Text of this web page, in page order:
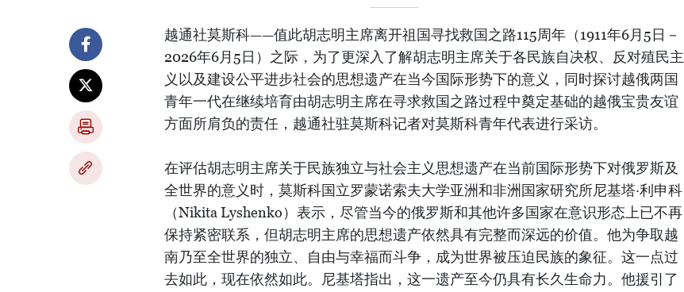
越通社莫斯科——值此胡志明主席离开祖国寻找救国之路115周年（1911年6月5日－
2026年6月5日）之际，为了更深入了解胡志明主席关于各民族自决权、反对殖民主
义以及建设公平进步社会的思想遗产在当今国际形势下的意义，同时探讨越俄两国
青年一代在继续培育由胡志明主席在寻求救国之路过程中奠定基础的越俄宝贵友谊
方面所肩负的责任，越通社驻莫斯科记者对莫斯科青年代表进行采访。
在评估胡志明主席关于民族独立与社会主义思想遗产在当前国际形势下对俄罗斯及
全世界的意义时，莫斯科国立罗蒙诺索夫大学亚洲和非洲国家研究所尼基塔·利申科
（Nikita Lyshenko）表示，尽管当今的俄罗斯和其他许多国家在意识形态上已不再
保持紧密联系，但胡志明主席的思想遗产依然具有完整而深远的价值。他为争取越
南乃至全世界的独立、自由与幸福而斗争，成为世界被压迫民族的象征。这一点过
去如此，现在依然如此。尼基塔指出，这一遗产至今仍具有长久生命力。他援引了